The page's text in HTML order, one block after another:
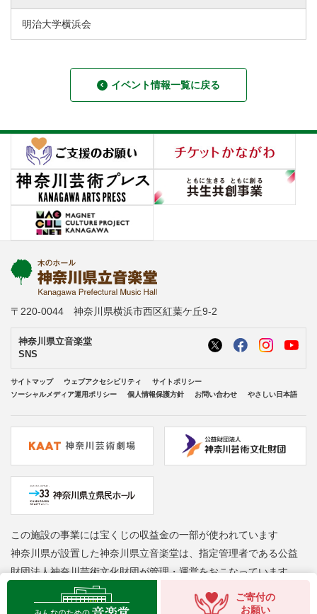
明治大学横浜会
イベント情報一覧に戻る
ご寄付の
お願い
〒220-0044 神奈川県横浜市西区紅葉ケ丘9-2
神奈川県立音楽堂
SNS
サイトマップ ウェブアクセシビリティ
サイトポリシー
ソーシャルメディア運用ポリシー
個人情報保護方針 お問い合わせ やさしい日本語
この施設の事業には宝くじの収益金の一部が使われています
神奈川県が設置した神奈川県立音楽堂は、指定管理者である公益
財団法人神奈川芸術文化財団が管理・運営をおこなっています
Copyright © Kanagawa Arts Foundation. All rights reserved.